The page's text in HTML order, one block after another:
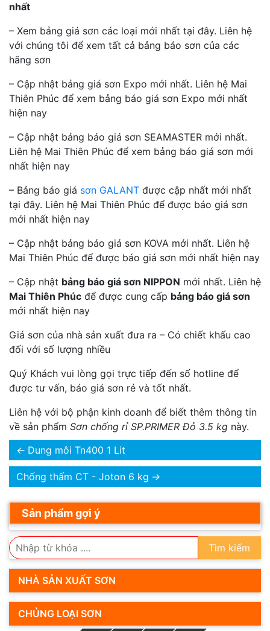
nhất
– Xem bảng giá sơn các loại mới nhất tại đây. Liên hệ
với chúng tôi để xem tất cả bảng báo sơn của các
hãng sơn
– Cập nhật bảng giá sơn Expo mới nhất. Liên hệ Mai
Thiên Phúc để xem bảng báo giá sơn Expo mới nhất
hiện nay
– Cập nhật bảng báo giá sơn SEAMASTER mới nhất.
Liên hệ Mai Thiên Phúc để xem bảng báo giá sơn mới
nhất hiện nay
– Bảng báo giá sơn GALANT được cập nhất mới nhất
tại đây. Liên hệ Mai Thiên Phúc để được báo giá sơn
mới nhất hiện nay
– Cập nhật bảng báo giá sơn KOVA mới nhất. Liên hệ
Mai Thiên Phúc để được báo giá sơn mới nhất hiện nay
– Cập nhật bảng báo giá sơn NIPPON mới nhất. Liên hệ
Mai Thiên Phúc để được cung cấp bảng báo giá sơn
mới nhất hiện nay
Giá sơn của nhà sản xuất đưa ra – Có chiết khấu cao
đối với số lượng nhiều
Quý Khách vui lòng gọi trực tiếp đến số hotline để
được tư vấn, báo giá sơn rẻ và tốt nhất.
Liên hệ với bộ phận kinh doanh để biết thêm thông tin
về sản phẩm Sơn chống rỉ SP.PRIMER Đỏ 3.5 kg này.
← Dung môi Tn400 1 Lit
Chống thấm CT - Joton 6 kg →
Sản phẩm gợi ý
Tìm kiếm
NHÀ SẢN XUẤT SƠN
CHỦNG LOẠI SƠN